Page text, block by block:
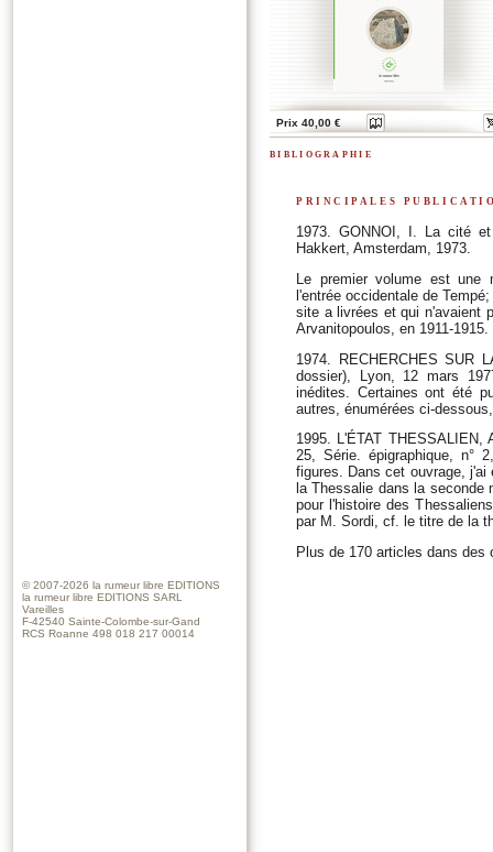
Prix 40,00 €
bibliographie
principales
1973. GONNOI, I. La cité
Hakkert, Amsterdam, 1973.
Le premier volume est une
l'entrée occidentale de
site a livrées et qui n'avaient
Arvanitopoulos, en 1911-1915.
1974. RECHERCHES SUR
dossier), Lyon, 12 mars
inédites. Certaines ont été
autres, énumérées
1995. L'ÉTAT
25, Série. épigraphique, n°
figures. Dans cet ouvrage, j'ai
la Thessalie dans la seconde
pour l'histoire des
par M. Sordi, cf. le titre de la
Plus de 170 articles dans
© 2007-2026 la rumeur libre EDITIONS
la rumeur libre EDITIONS SARL
Vareilles
F-42540 Sainte-Colombe-sur-Gand
RCS Roanne 498 018 217 00014